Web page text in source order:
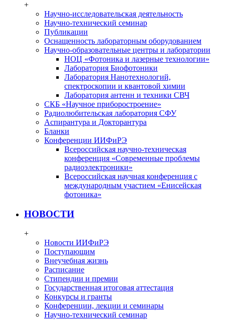
+
Научно-исследовательская деятельность
Научно-технический семинар
Публикации
Оснащенность лабораторным оборудованием
Научно-образовательные центры и лаборатории
НОЦ «Фотоника и лазерные технологии»
Лаборатория Биофотоники
Лаборатория Нанотехнологий,
спектроскопии и квантовой химии
Лаборатория антенн и техники СВЧ
СКБ «Научное приборостроение»
Радиолюбительская лаборатория СФУ
Аспирантура и Докторантура
Бланки
Конференции ИИФиРЭ
Всероссийская научно-техническая
конференция «Современные проблемы
радиоэлектроники»
Всероссийская научная конференция с
международным участием «Енисейская
фотоника»
НОВОСТИ
+
Новости ИИФиРЭ
Поступающим
Внеучебная жизнь
Расписание
Стипендии и премии
Государственная итоговая аттестация
Конкурсы и гранты
Конференции, лекции и семинары
Научно-технический семинар